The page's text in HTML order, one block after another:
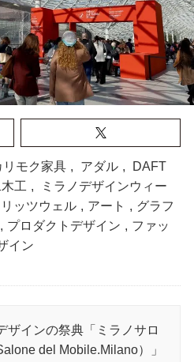
リモク家具 , アダル ,
DAFT
工 ,
ミラノデザインウィー
リッツウェル , アート , グラフ
, プロダクトデザイン , ファッ
イン
ザインの祭典「ミラノサロ
del Mobile.Milano）」